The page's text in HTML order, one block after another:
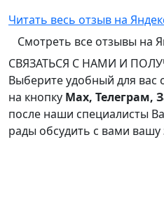
Читать весь отзыв на
Смотреть все отзывы на
СВЯЗАТЬСЯ С НАМИ И
Выберите удобный для вас
на кнопку Max, Телеграм,
после наши специалисты
рады обсудить с вами